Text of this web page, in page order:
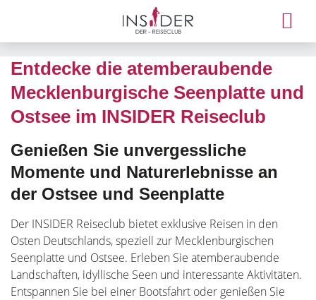
Entdecke die atemberaubende
Mecklenburgische Seenplatte und
Ostsee im INSIDER Reiseclub
Genießen Sie unvergessliche
Momente und Naturerlebnisse an
der Ostsee und Seenplatte
Der INSIDER Reiseclub bietet exklusive Reisen in den
Osten Deutschlands, speziell zur Mecklenburgischen
Seenplatte und Ostsee. Erleben Sie atemberaubende
Landschaften, idyllische Seen und interessante Aktivitäten.
Entspannen Sie bei einer Bootsfahrt oder genießen Sie